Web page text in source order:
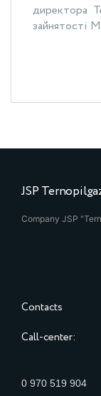
директора
зайнятості
JSP
Company JSP
Contacts
Call-center:
0 970 519 904